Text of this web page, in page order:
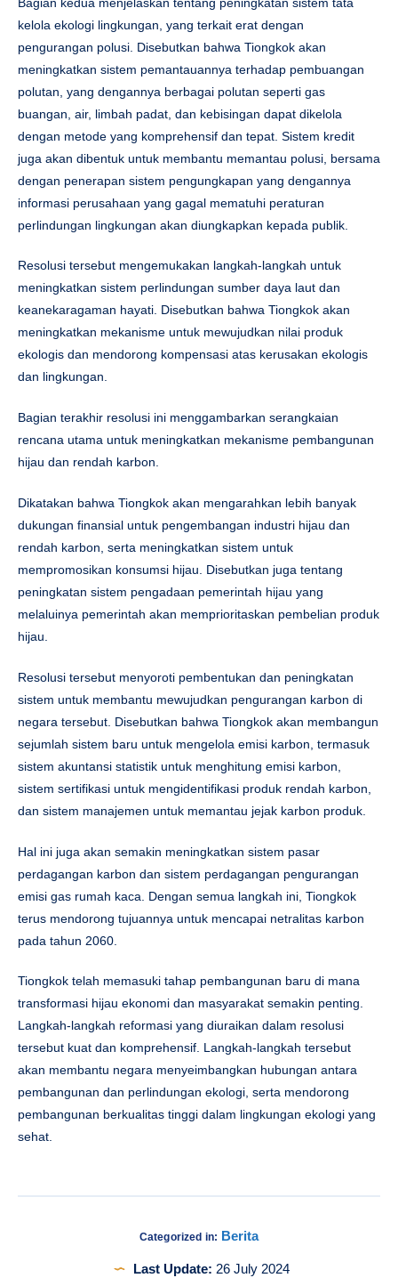
kelola ekologi lingkungan, yang terkait erat dengan
pengurangan polusi. Disebutkan bahwa Tiongkok akan
meningkatkan sistem pemantauannya terhadap pembuangan
polutan, yang dengannya berbagai polutan seperti gas
buangan, air, limbah padat, dan kebisingan dapat dikelola
dengan metode yang komprehensif dan tepat. Sistem kredit
juga akan dibentuk untuk membantu memantau polusi, bersama
dengan penerapan sistem pengungkapan yang dengannya
informasi perusahaan yang gagal mematuhi peraturan
perlindungan lingkungan akan diungkapkan kepada publik.
Resolusi tersebut mengemukakan langkah-langkah untuk
meningkatkan sistem perlindungan sumber daya laut dan
keanekaragaman hayati. Disebutkan bahwa Tiongkok akan
meningkatkan mekanisme untuk mewujudkan nilai produk
ekologis dan mendorong kompensasi atas kerusakan ekologis
dan lingkungan.
Bagian terakhir resolusi ini menggambarkan serangkaian
rencana utama untuk meningkatkan mekanisme pembangunan
hijau dan rendah karbon.
Dikatakan bahwa Tiongkok akan mengarahkan lebih banyak
dukungan finansial untuk pengembangan industri hijau dan
rendah karbon, serta meningkatkan sistem untuk
mempromosikan konsumsi hijau. Disebutkan juga tentang
peningkatan sistem pengadaan pemerintah hijau yang
melaluinya pemerintah akan memprioritaskan pembelian produk
hijau.
Resolusi tersebut menyoroti pembentukan dan peningkatan
sistem untuk membantu mewujudkan pengurangan karbon di
negara tersebut. Disebutkan bahwa Tiongkok akan membangun
sejumlah sistem baru untuk mengelola emisi karbon, termasuk
sistem akuntansi statistik untuk menghitung emisi karbon,
sistem sertifikasi untuk mengidentifikasi produk rendah karbon,
dan sistem manajemen untuk memantau jejak karbon produk.
Hal ini juga akan semakin meningkatkan sistem pasar
perdagangan karbon dan sistem perdagangan pengurangan
emisi gas rumah kaca. Dengan semua langkah ini, Tiongkok
terus mendorong tujuannya untuk mencapai netralitas karbon
pada tahun 2060.
Tiongkok telah memasuki tahap pembangunan baru di mana
transformasi hijau ekonomi dan masyarakat semakin penting.
Langkah-langkah reformasi yang diuraikan dalam resolusi
tersebut kuat dan komprehensif. Langkah-langkah tersebut
akan membantu negara menyeimbangkan hubungan antara
pembangunan dan perlindungan ekologi, serta mendorong
pembangunan berkualitas tinggi dalam lingkungan ekologi yang
sehat.
Categorized in: Berita
Last Update: 26 July 2024